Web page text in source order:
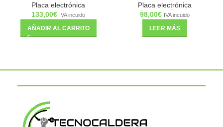
Placa electrónica
133,00€ IVA incuido
AÑADIR AL CARRITO
Placa electrónica
98,00€ IVA incuido
LEER MÁS